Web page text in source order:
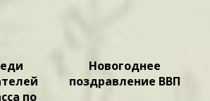
по
Новогоднее
поздравление ВВП